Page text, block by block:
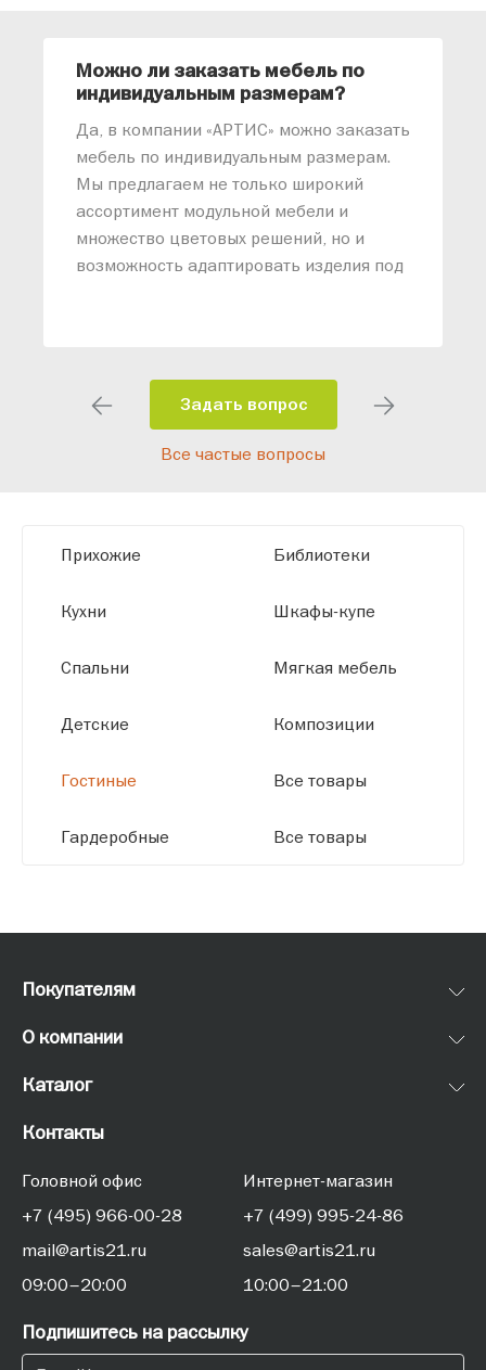
Можно ли заказать мебель по
индивидуальным размерам?
Да, в компании «АРТИС» можно заказать
мебель по индивидуальным размерам.
Мы предлагаем не только широкий
ассортимент модульной мебели и
множество цветовых решений, но и
возможность адаптировать изделия под
помещения и личные пожелания.
Благодаря современному
высокотехнологичному оборудованию
размерам.
Задать вопрос
Все частые вопросы
Прихожие
Кухни
Спальни
Детские
Гостиные
Гардеробные
Библиотеки
Шкафы-купе
Мягкая мебель
Композиции
Все товары
Все товары
Покупателям
О компании
Каталог
Контакты
Головной офис
+7 (495) 966-00-28
mail@artis21.ru
09:00–20:00
Интернет-магазин
+7 (499) 995-24-86
sales@artis21.ru
10:00–21:00
Подпишитесь на рассылку